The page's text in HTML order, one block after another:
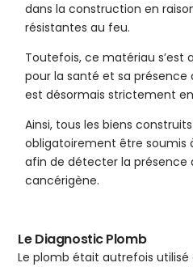
dans la construction en
résistantes au feu.
Toutefois, ce matériau s’est
pour la santé et sa
est désormais strictement
Ainsi, tous les biens
obligatoirement être soumis
afin de détecter la présence
cancérigène.
Le Diagnostic Plomb
Le plomb était autrefois